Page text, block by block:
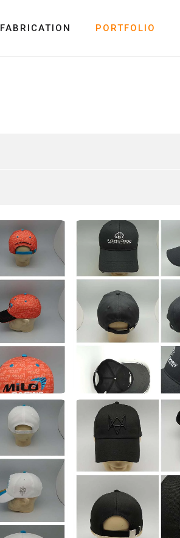
FABRICATION PORTFOLIO